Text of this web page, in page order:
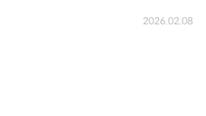
2026.02.08